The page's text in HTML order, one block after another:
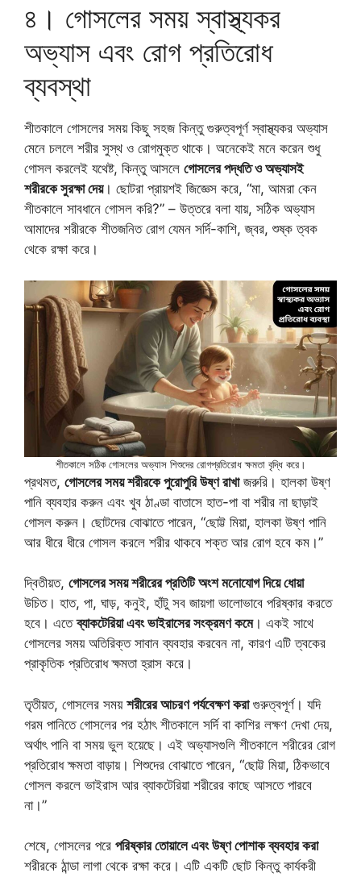
৪। গোসলের সময় স্বাস্থ্যকর
অভ্যাস এবং রোগ প্রতিরোধ
ব্যবস্থা
শীতকালে গোসলের সময় কিছু সহজ কিন্তু গুরুত্বপূর্ণ স্বাস্থ্যকর অভ্যাস
মেনে চললে শরীর সুস্থ ও রোগমুক্ত থাকে। অনেকেই মনে করেন শুধু
গোসল করলেই যথেষ্ট, কিন্তু আসলে গোসলের পদ্ধতি ও অভ্যাসই
শরীরকে সুরক্ষা দেয়। ছোটরা প্রায়শই জিজ্ঞেস করে, “মা, আমরা কেন
শীতকালে সাবধানে গোসল করি?” – উত্তরে বলা যায়, সঠিক অভ্যাস
আমাদের শরীরকে শীতজনিত রোগ যেমন সর্দি-কাশি, জ্বর, শুষ্ক ত্বক
থেকে রক্ষা করে।
শীতকালে সঠিক গোসলের অভ্যাস শিশুদের রোগপ্রতিরোধ ক্ষমতা বৃদ্ধি করে।
প্রথমত, গোসলের সময় শরীরকে পুরোপুরি উষ্ণ রাখাজরুরি। হালকা উষ্ণ
পানি ব্যবহার করুন এবং খুব ঠাণ্ডা বাতাসে হাত-পা বা শরীর না ছাড়াই
গোসল করুন। ছোটদের বোঝাতে পারেন, “ছোট্ট মিয়া, হালকা উষ্ণ পানি
আর ধীরে ধীরে গোসল করলে শরীর থাকবে শক্ত আর রোগ হবে কম।”
দ্বিতীয়ত, গোসলের সময় শরীরের প্রতিটি অংশ মনোযোগ দিয়ে ধোয়া
উচিত। হাত, পা, ঘাড়, কনুই, হাঁটু সব জায়গা ভালোভাবে পরিষ্কার করতে
হবে। এতেব্যাকটেরিয়া এবং ভাইরাসের সংক্রমণ কমে। একই সাথে
গোসলের সময় অতিরিক্ত সাবান ব্যবহার করবেন না, কারণ এটি ত্বকের
প্রাকৃতিক প্রতিরোধ ক্ষমতা হ্রাস করে।
তৃতীয়ত, গোসলের সময় শরীরের আচরণ পর্যবেক্ষণ করাগুরুত্বপূর্ণ। যদি
গরম পানিতে গোসলের পর হঠাৎ শীতকালে সর্দি বা কাশির লক্ষণ দেখা দেয়,
অর্থাৎ পানি বা সময় ভুল হয়েছে। এই অভ্যাসগুলি শীতকালে শরীরের রোগ
প্রতিরোধ ক্ষমতা বাড়ায়। শিশুদের বোঝাতে পারেন, “ছোট্ট মিয়া, ঠিকভাবে
গোসল করলে ভাইরাস আর ব্যাকটেরিয়া শরীরের কাছে আসতে পারবে
না।”
শেষে, গোসলের পরে পরিষ্কার তোয়ালে এবং উষ্ণ পোশাক ব্যবহার করা
শরীরকে ঠান্ডা লাগা থেকে রক্ষা করে। এটি একটি ছোট কিন্তু কার্যকরী